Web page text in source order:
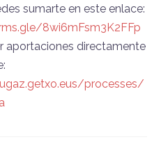
sumarte en este enlace:
8wi6mFsm3K2FFp
aportaciones directamente
processes/